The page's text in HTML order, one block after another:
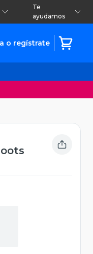
Te
ayudamos
o regístrate